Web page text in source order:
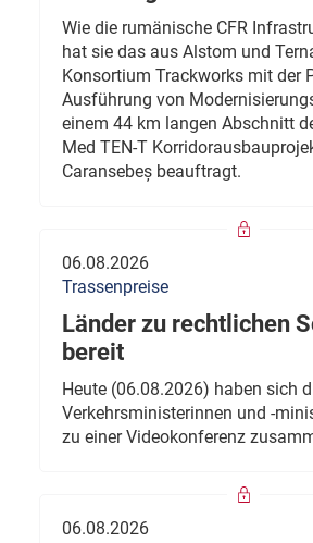
Wie die rumänische CFR
hat sie das aus Alstom und
Konsortium Trackworks mit der
Ausführung von
einem 44 km langen Abschnitt
Med TEN-T
Caransebeș beauftragt.
06.08.2026
Trassenpreise
Länder zu rechtlichen
bereit
Heute (06.08.2026) haben sich
Verkehrsministerinnen und -
zu einer Videokonferenz
06.08.2026